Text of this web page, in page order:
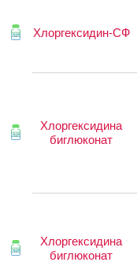
Хлоргексидин-СФ
Хлоргексидина
биглюконат
Хлоргексидина
биглюконат